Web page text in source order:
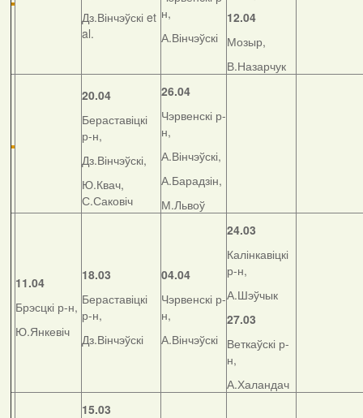
Дз.Вінчэўскі et
al.
н,
А.Вінчэўскі
12.04
Мозыр,
В.Назарчук
20.04
Бераставіцкі
р-н,
Дз.Вінчэўскі,
Ю.Квач,
С.Саковіч
26.04
Чэрвенскі р-
н,
А.Вінчэўскі,
А.Барадзін,
М.Львоў
11.04
Брэсцкі р-н,
Ю.Янкевіч
18.03
Бераставіцкі
р-н,
Дз.Вінчэўскі
04.04
Чэрвенскі р-
н,
А.Вінчэўскі
24.03
Калінкавіцкі
р-н,
А.Шэўчык
27.03
Веткаўскі р-
н,
А.Халандач
15.03